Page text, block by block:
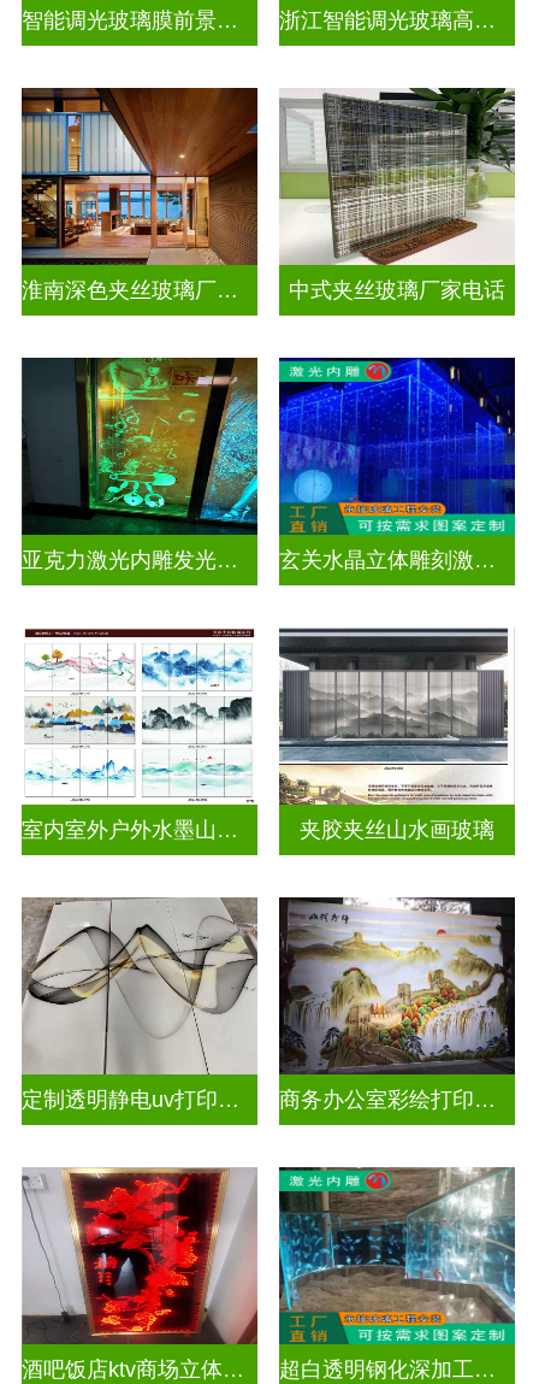
智能调光玻璃膜前景如何 浙江智能调光玻璃高隔间拆装
淮南深色夹丝玻璃厂家地址 中式夹丝玻璃厂家电话
亚克力激光内雕发光通电玻璃 玄关水晶立体雕刻激光内雕发光玻璃背景墙
室内室外户外水墨山水画玻璃 夹胶夹丝山水画玻璃
定制透明静电uv打印玻璃 商务办公室彩绘打印玻璃
酒吧饭店ktv商场立体激光内雕屏风 超白透明钢化深加工激光内雕精雕